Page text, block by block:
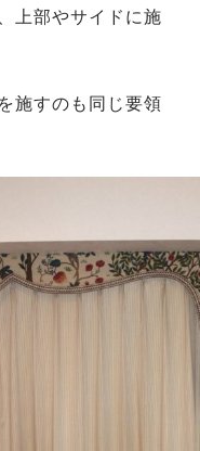
上部やサイドに施
施すのも同じ要領